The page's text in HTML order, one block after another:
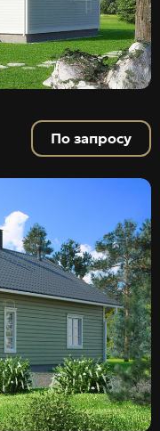
По запросу